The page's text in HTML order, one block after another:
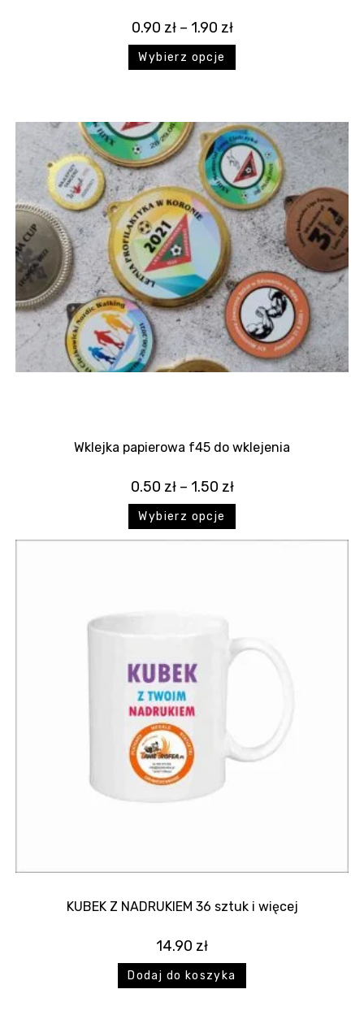
0.90 zł – 1.90 zł
Wybierz opcje
Wklejka papierowa f45 do wklejenia
0.50 zł – 1.50 zł
Wybierz opcje
KUBEK Z NADRUKIEM 36 sztuk i więcej
14.90 zł
Dodaj do koszyka